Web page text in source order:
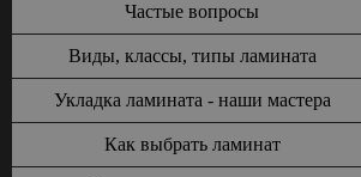
Частые вопросы
Виды, классы, типы ламината
Укладка ламината - наши мастера
Как выбрать ламинат